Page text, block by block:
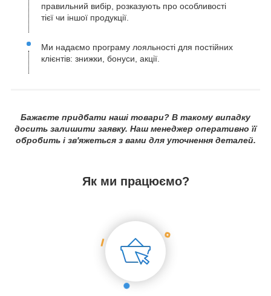
правильний вибір, розказують про особливості
тієї чи іншої продукції.
Ми надаємо програму лояльності для постійних
клієнтів: знижки, бонуси, акції.
Бажаєте придбати наші товари? В такому випадку
досить залишити заявку. Наш менеджер оперативно її
обробить і зв'яжеться з вами для уточнення деталей.
Як ми працюємо?